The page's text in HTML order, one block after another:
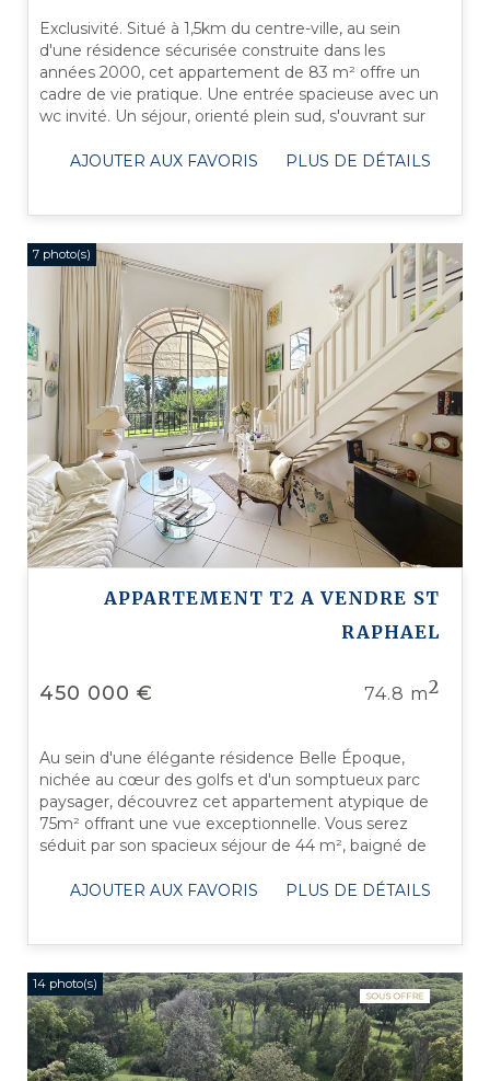
Exclusivité. Situé à 1,5km du centre-ville, au sein
d'une résidence sécurisée construite dans les
années 2000, cet appartement de 83 m² offre un
cadre de vie pratique. Une entrée spacieuse avec un
wc invité. Un séjour, orienté plein sud, s'ouvrant sur
AJOUTER AUX FAVORIS
PLUS DE DÉTAILS
7 photo(s)
APPARTEMENT T2 A VENDRE ST
RAPHAEL
74.8 m2
450 000 €
Au sein d'une élégante résidence Belle Époque,
nichée au cœur des golfs et d'un somptueux parc
paysager, découvrez cet appartement atypique de
75m² offrant une vue exceptionnelle. Vous serez
séduit par son spacieux séjour de 44 m², baigné de
AJOUTER AUX FAVORIS
PLUS DE DÉTAILS
14 photo(s)